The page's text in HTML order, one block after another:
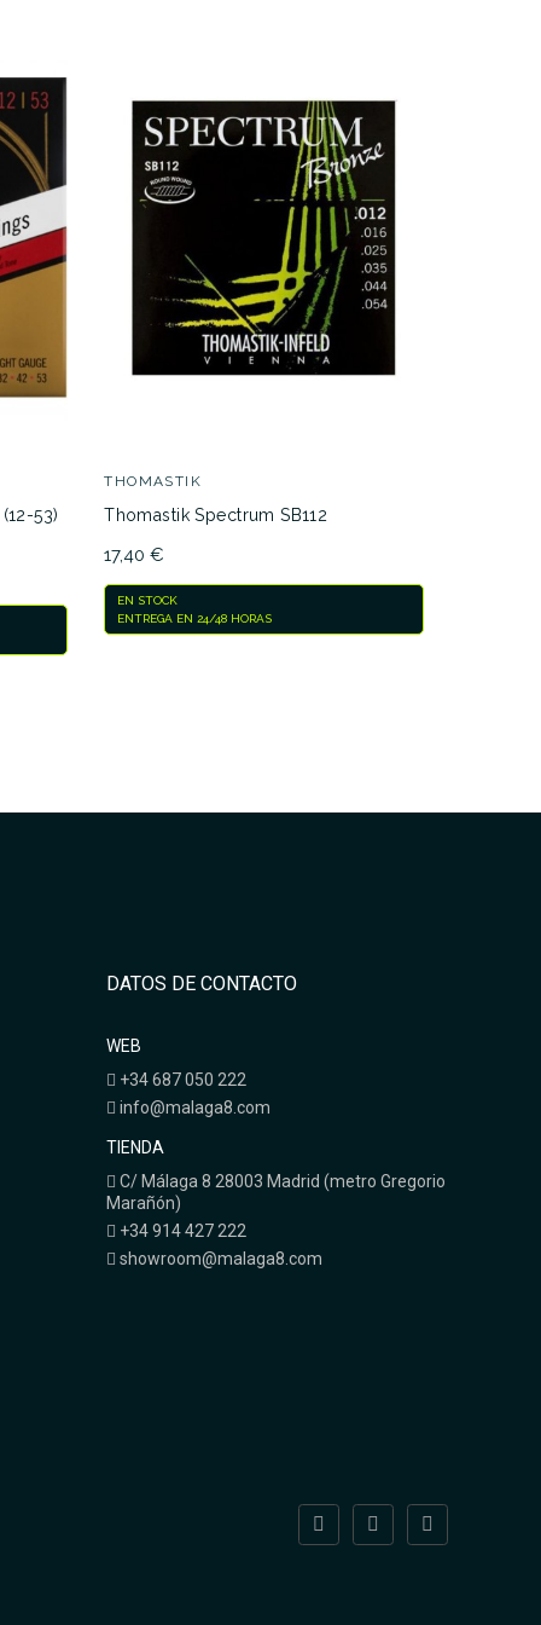
53)
THOMASTIK
Thomastik Spectrum SB112
17,40 €
EN STOCK
ENTREGA EN 24/48 HORAS
DATOS DE CONTACTO
WEB
+34 687 050 222
info@malaga8.com
TIENDA
C/ Málaga 8 28003 Madrid (metro Gregorio
Marañón)
+34 914 427 222
showroom@malaga8.com